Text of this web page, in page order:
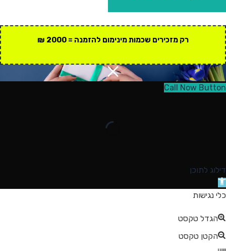
רק מזכירים שכמות מינימום להזמנה = 2000 ₪
Call Now Button
דילוג לתוכן
פתח
סרגל
כלי נגישות
הגדל טקסט
הקטן טקסט